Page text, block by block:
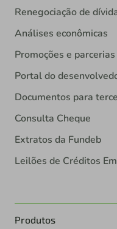
Renegociação de
Análises econômicas
Promoções e parcerias
Portal do
Documentos para
Consulta Cheque
Extratos da Fundeb
Leilões de Créditos
Produtos